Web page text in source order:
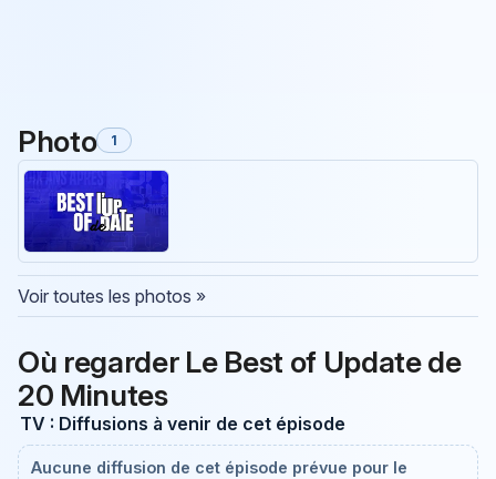
Photo 1
Voir toutes les photos »
Où regarder Le Best of Update de
20 Minutes
TV : Diffusions à venir de cet épisode
Aucune diffusion de cet épisode prévue pour le